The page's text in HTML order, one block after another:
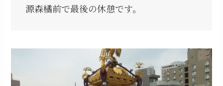
源森橘前で最後の休憩です。